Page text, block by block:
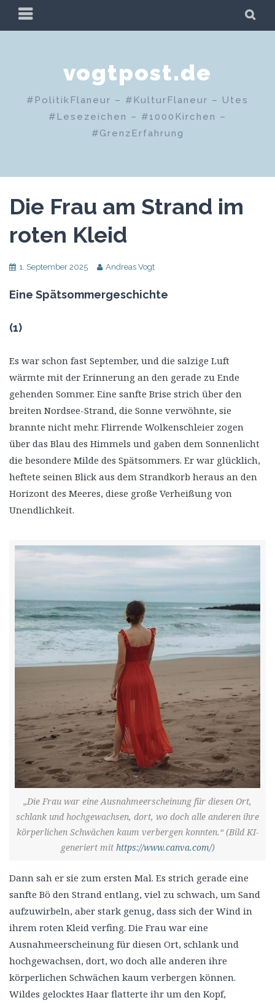
Zum
PRIMÄRES
MENÜ
vogtpost.de
#PolitikFlaneur – #KulturFlaneur – Utes
#Lesezeichen – #1000Kirchen –
#GrenzErfahrung
Die Frau am Strand im
roten Kleid
1. September 2025 Andreas Vogt
Eine Spätsommergeschichte
(1)
Es war schon fast September, und die salzige Luft
wärmte mit der Erinnerung an den gerade zu Ende
gehenden Sommer. Eine sanfte Brise strich über den
breiten Nordsee-Strand, die Sonne verwöhnte, sie
brannte nicht mehr. Flirrende Wolkenschleier zogen
über das Blau des Himmels und gaben dem Sonnenlicht
die besondere Milde des Spätsommers. Er war glücklich,
heftete seinen Blick aus dem Strandkorb heraus an den
Horizont des Meeres, diese große Verheißung von
Unendlichkeit.
„Die Frau war eine Ausnahmeerscheinung für diesen Ort,
schlank und hochgewachsen, dort, wo doch alle anderen ihre
körperlichen Schwächen kaum verbergen konnten.“ (Bild KI-
generiert mit https://www.canva.com/)
Dann sah er sie zum ersten Mal. Es strich gerade eine
sanfte Bö den Strand entlang, viel zu schwach, um Sand
aufzuwirbeln, aber stark genug, dass sich der Wind in
ihrem roten Kleid verfing. Die Frau war eine
Ausnahmeerscheinung für diesen Ort, schlank und
hochgewachsen, dort, wo doch alle anderen ihre
körperlichen Schwächen kaum verbergen können.
Wildes gelocktes Haar flatterte ihr um den Kopf,